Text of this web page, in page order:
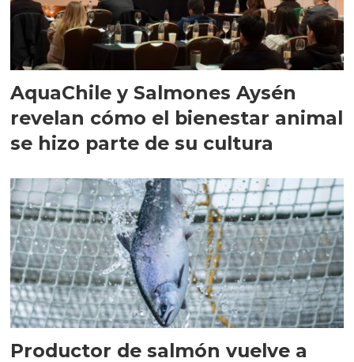
AquaChile y Salmones Aysén
revelan cómo el bienestar animal
se hizo parte de su cultura
Productor de salmón vuelve a